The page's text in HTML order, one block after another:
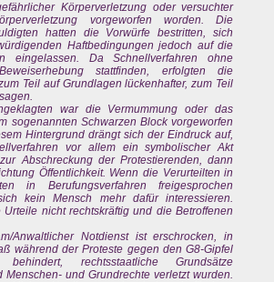
Körperverletzung oder versuchter
vorgeworfen worden. Die
hatten die Vorwürfe bestritten, sich
Haftbedingungen jedoch auf die
eingelassen. Da Schnellverfahren ohne
stattfinden, erfolgten die
Teil auf Grundlagen lückenhafter, zum Teil
war die Vermummung oder das
sogenannten Schwarzen Block vorgeworfen
Hintergrund drängt sich der Eindruck auf,
vor allem ein symbolischer Akt
Abschreckung der Protestierenden, dann
Öffentlichkeit. Wenn die Verurteilten in
in Berufungsverfahren freigesprochen
kein Mensch mehr dafür interessieren.
nicht rechtskräftig und die Betroffenen
Anwaltlicher Notdienst ist erschrocken, in
während der Proteste gegen den G8-Gipfel
rechtsstaatliche Grundsätze
Menschen- und Grundrechte verletzt wurden.